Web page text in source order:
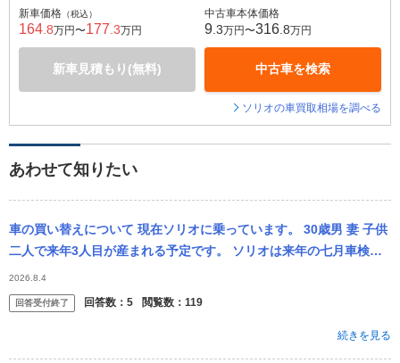
新車価格 （税込）
164 .8万円〜177 .3万円
新車見積もり(無料)
中古車本体価格
9 .3万円〜316 .8万円
中古車を検索
ソリオの車買取相場を調べる
あわせて知りたい
車の買い替えについて 現在ソリオに乗っています。 30歳男 妻 子供
二人で来年3人目が産まれる予定です。 ソリオは来年の七月車検で
す。 車買い替えの候補は、ハイエースかデリカd5です。 ハ...
2026.8.4
回答受付終了 回答数： 5 閲覧数： 119
続きを見る